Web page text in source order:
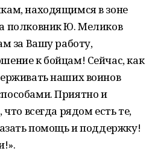
находящимся в зоне
полковник Ю. Меликов
за Вашу работу,
к бойцам! Сейчас, как
наших воинов
Приятно и
всегда рядом есть те,
помощь и поддержку!